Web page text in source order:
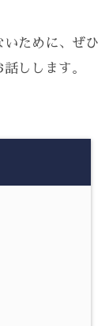
ために、ぜひ
しします。